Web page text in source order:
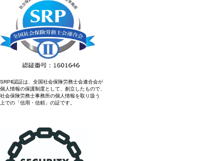
SRPⅡ認証は、全国社会保険労務士会連合会が
個人情報の保護制度として、創立したもので、
社会保険労務士事務所の個人情報を取り扱う
上での「信用・信頼」の証です。